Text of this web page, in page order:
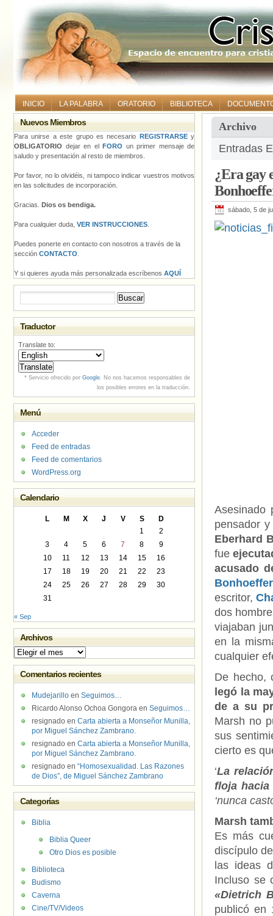
INICIO LA PALABRA ORATORIO BIBLIOTECA
Archivo
Entradas
¿Era gay
sábado, 5 de
Asesinado
pensador
Eberhard
fue
acusado
escritor,
dos
viajaban
en la
cualquier
De hecho,
legó la
de a su
Marsh no
sus
cierto es
‘La
floja
‘nunca
Marsh
Es más
discípulo
las ideas
Incluso se
«Dietrich
publicó en
Nuevos Miembros
Para unirse a este grupo es necesario REGISTRARSEy
OBLIGATORIO dejar en el FORO un primer mensaje de
saludo y presentación al resto de miembros.
Por favor, no lo olvidéis, ni tampoco indicar vuestros motivos
en las solicitudes de incorporación.
Gracias. Dios os bendiga.
Para cualquier duda, VER INSTRUCCIONES
Puedes ponerte en contacto con nosotros a través de la
sección CONTACTO
Y si quieres ayuda más personalizada escríbenos AQUÍ
Traductor
Translate to:
* Servicio ofrecido por Google. No nos hacemos responsables de
los posibles errores en la traducción.
Menú
Acceder
Feed de entradas
Feed de comentarios
WordPress.org
Calendario
L M X J V S
D
1
2
3
4 5 6 7 8
9
10
11 12 13 14 15
16
17
18 19 20 21 22
23
24
25 26 27 28 29
30
31
« Sep
Archivos
Archivos
Comentarios recientes
Mudejarillo en Seguimos…
Ricardo Alonso Ochoa Gongora en Seguimos…
resignado en Carta abierta a Monseñor Munilla,
por Miguel Sánchez Zambrano.
resignado en Carta abierta a Monseñor Munilla,
por Miguel Sánchez Zambrano.
resignado en “Homosexualidad. Las Razones
de Dios”, de Miguel Sánchez Zambrano
Categorías
Biblia
Biblia Queer
Otro Dios es posible
Biblioteca
Budismo
Caverna
Cine/TV/Videos